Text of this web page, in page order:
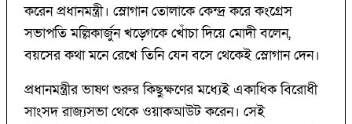
করেন প্রধানমন্ত্রী। স্লোগান তোলাকে কেন্দ্র করে কংগ্রেস
সভাপতি মল্লিকার্জুন খড়্গেকে খোঁচা দিয়ে মোদী বলেন,
বয়সের কথা মনে রেখে তিনি যেন বসে থেকেই স্লোগান দেন।
প্রধানমন্ত্রীর ভাষণ শুরুর কিছুক্ষণের মধ্যেই একাধিক বিরোধী
সাংসদ রাজ্যসভা থেকে ওয়াকআউট করেন। সেই